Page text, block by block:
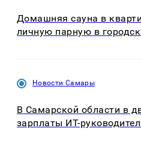
Домашняя сауна в
личную парную в
Новости Самары
В Самарской области в
зарплаты ИТ-